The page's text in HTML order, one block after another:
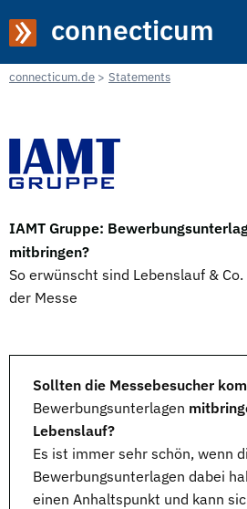
connecticum
connecticum.de Statements
IAMT Gruppe:
mitbringen?
So erwünscht sind Lebenslauf &
der Messe
Sollten die Messebesucher
Bewerbungsunterlagen
Lebenslauf?
Es ist immer sehr schön, wenn
Bewerbungsunterlagen dabei
einen Anhaltspunkt und kann